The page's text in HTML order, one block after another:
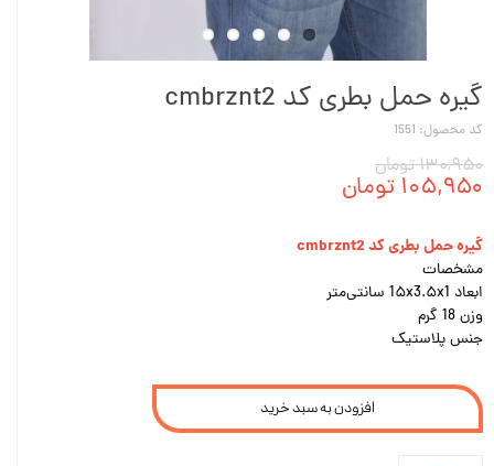
گیره حمل بطری کد cmbrznt2
کد محصول: 1551
۱۳۰,۹۵۰ تومان
۱۰۵,۹۵۰ تومان
گیره حمل بطری کد cmbrznt2
مشخصات
ابعاد 1۵x3.۵x1 سانتی‌متر
وزن 18 گرم
جنس پلاستیک
افزودن به سبد خرید